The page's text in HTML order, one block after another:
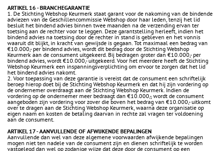
ARTIKEL 16 - BRANCHEGARANTIE
1. De Stichting Webshop Keurmerk staat garant voor de nakoming van de bindende
adviezen van de Geschillencommissie Webshop door haar leden, tenzij het lid
besluit het bindend advies binnen twee maanden na de verzending ervan ter
toetsing aan de rechter voor te leggen. Deze garantstelling herleeft, indien het
bindend advies na toetsing door de rechter in stand is gebleven en het vonnis
waaruit dit blijkt, in kracht van gewijsde is gegaan. Tot maximaal een bedrag van
€10.000,- per bindend advies, wordt dit bedrag door de Stichting Webshop
Keurmerk aan de consument uitgekeerd. Bij bedragen groter dan €10.000,- per
bindend advies, wordt €10.000,- uitgekeerd. Voor het meerdere heeft de Stichting
Webshop Keurmerk een inspanningsverplichting om ervoor te zorgen dat het lid
het bindend advies nakomt.
2. Voor toepassing van deze garantie is vereist dat de consument een schriftelijk
beroep hierop doet bij de Stichting Webshop Keurmerk en dat hij zijn vordering op
de ondernemer overdraagt aan de Stichting Webshop Keurmerk. Indien de
vordering op de ondernemer meer bedraagt dan €10.000,-, wordt de consument
aangeboden zijn vordering voor zover die boven het bedrag van €10.000,- uitkomt
over te dragen aan de Stichting Webshop Keurmerk, waarna deze organisatie op
eigen naam en kosten de betaling daarvan in rechte zal vragen ter voldoening
aan de consument.
ARTIKEL 17 - AANVULLENDE OF AFWIJKENDE BEPALINGEN
Aanvullende dan wel van deze algemene voorwaarden afwijkende bepalingen
mogen niet ten nadele van de consument zijn en dienen schriftelijk te worden
vastgelegd dan wel op zodanige wijze dat deze door de consument op een